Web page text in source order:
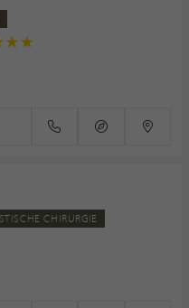
CHIRURGIE